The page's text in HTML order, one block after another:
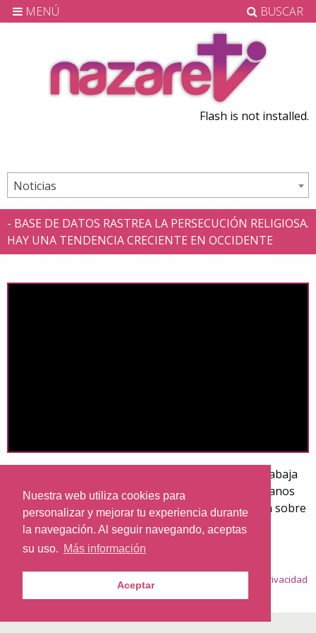
Nuestra web utiliza cookies para
personalizar y mejorar tu experiencia durante
la navegación. Al seguir navegando, aceptas
su uso. Más información
Aceptar
MENÚ BUSCAR
Flash is not installed.
Noticias
- BASE DE DATOS RASTREA LA PERSECUCIÓN RELIGIOSA.
HAY UNA TENDENCIA CRECIENTE EN OCCIDENTE
Global Christian Relief es una organización que trabaja
tanto para concienciar sobre los millones de cristianos
que sufren persecución como para llevarles ayuda sobre
el terreno.
Condiciones generales
Política de privacidad
Política de cookies